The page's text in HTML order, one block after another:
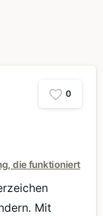
0
die funktioniert
Mit